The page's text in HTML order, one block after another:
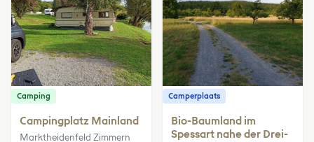
Camping
Campingplatz Mainland
Marktheidenfeld Zimmern
Camperplaats
Bio-Baumland im
Spessart nahe der Drei-